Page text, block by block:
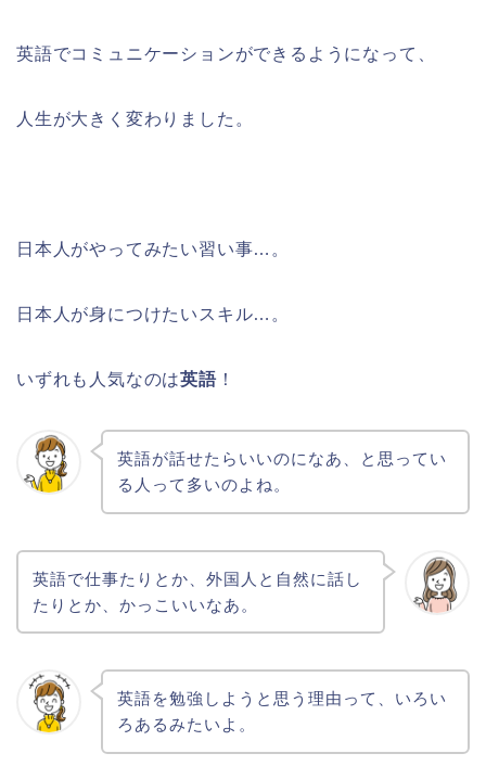
英語でコミュニケーションができるようになって、
人生が大きく変わりました。
日本人がやってみたい習い事…。
日本人が身につけたいスキル…。
いずれも人気なのは英語！
英語が話せたらいいのになあ、と思ってい
る人って多いのよね。
英語で仕事たりとか、外国人と自然に話し
たりとか、かっこいいなあ。
英語を勉強しようと思う理由って、いろい
ろあるみたいよ。